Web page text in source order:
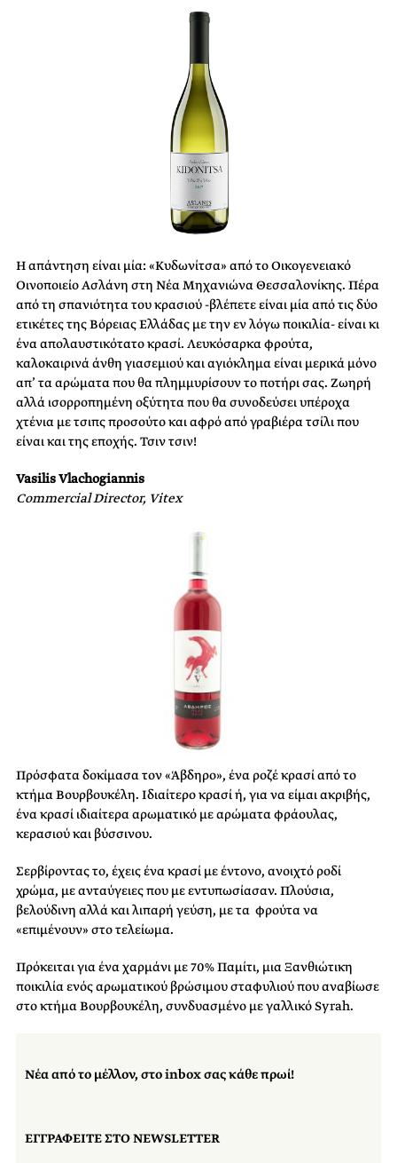
Η απάντηση είναι μία: «Κυδωνίτσα» από το Οικογενειακό
Οινοποιείο Ασλάνη στη Νέα Μηχανιώνα Θεσσαλονίκης. Πέρα
από τη σπανιότητα του κρασιού -βλέπετε είναι μία από τις δύο
ετικέτες της Βόρειας Ελλάδας με την εν λόγω ποικιλία- είναι κι
ένα απολαυστικότατο κρασί. Λευκόσαρκα φρούτα,
καλοκαιρινά άνθη γιασεμιού και αγιόκλημα είναι μερικά μόνο
απ’ τα αρώματα που θα πλημμυρίσουν το ποτήρι σας. Ζωηρή
αλλά ισορροπημένη οξύτητα που θα συνοδεύσει υπέροχα
χτένια με τσιπς προσούτο και αφρό από γραβιέρα τσίλι που
είναι και της εποχής. Τσιν τσιν!
Vasilis Vlachogiannis
Commercial Director, Vitex
Πρόσφατα δοκίμασα τον «Άβδηρο», ένα ροζέ κρασί από το
κτήμα Βουρβουκέλη. Ιδιαίτερο κρασί ή, για να είμαι ακριβής,
ένα κρασί ιδιαίτερα αρωματικό με αρώματα φράουλας,
κερασιού και βύσσινου.
Σερβίροντας το, έχεις ένα κρασί με έντονο, ανοιχτό ροδί
χρώμα, με ανταύγειες που με εντυπωσίασαν. Πλούσια,
βελούδινη αλλά και λιπαρή γεύση, με τα φρούτα να
«επιμένουν» στο τελείωμα.
Πρόκειται για ένα χαρμάνι με 70% Παμίτι, μια Ξανθιώτικη
ποικιλία ενός αρωματικού βρώσιμου σταφυλιού που αναβίωσε
στο κτήμα Βουρβουκέλη, συνδυασμένο με γαλλικό Syrah.
Νέα από το μέλλον, στο inbox σας κάθε πρωί!
ΕΓΓΡΑΦΕΙΤΕ ΣΤΟ NEWSLETTER